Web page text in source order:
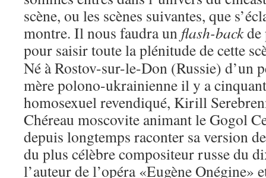
scène, ou les scènes suivantes, que
montre. Il nous faudra un flash-backde
pour saisir toute la plénitude de cette
Né à Rostov-sur-le-Don (Russie) d’un
mère polono-ukrainienne il y a
homosexuel revendiqué, Kirill
Chéreau moscovite animant le Gogol
depuis longtemps raconter sa version
du plus célèbre compositeur russe du
l’auteur de l’opéra «Eugène Onégine»